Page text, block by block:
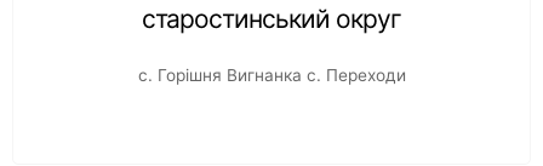
старостинський округ
с. Горішня Вигнанка с. Переходи